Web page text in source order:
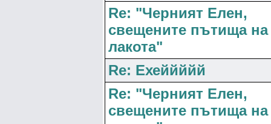
Re: "Черният Елен,
свещените пътища на
лакота"
Re: Ехеййййй
Re: "Черният Елен,
свещените пътища на